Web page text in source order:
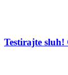
Testirajte sluh!